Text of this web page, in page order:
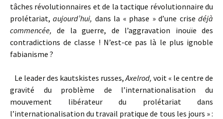
tâches révolutionnaires et de la tactique révolutionnaire du
prolétariat,aujourd’hui, dans la « phase » d’une crisedéjà
commencée,de la guerre, de l’aggravation inouïe des
contradictions de classe ! N’est-ce pas là le plus ignoble
fabianisme ?
Le leader des kautskistes russes,Axelrod, voit « le centre de
gravité du problème de l’internationalisation du
mouvement libérateur du prolétariat dans
l’internationalisation du travail pratique de tous les jours » :